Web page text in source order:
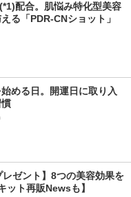
配合。肌悩み特化型美容
る「PDR-CNショット」
める日。開運日に取り入
レゼント】8つの美容効果を
ット再販Newsも】